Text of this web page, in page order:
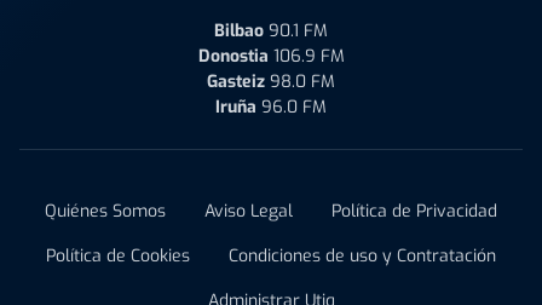
Bilbao 90.1 FM
Donostia 106.9 FM
Gasteiz 98.0 FM
Iruña 96.0 FM
Quiénes Somos Aviso Legal
Política de Privacidad
Política de Cookies
Condiciones de uso y Contratación